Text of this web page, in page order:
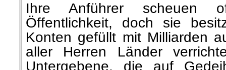
Ihre Anführer scheuen
Öffentlichkeit, doch sie
Konten gefüllt mit Milliarden
aller Herren Länder
Untergebene, die auf